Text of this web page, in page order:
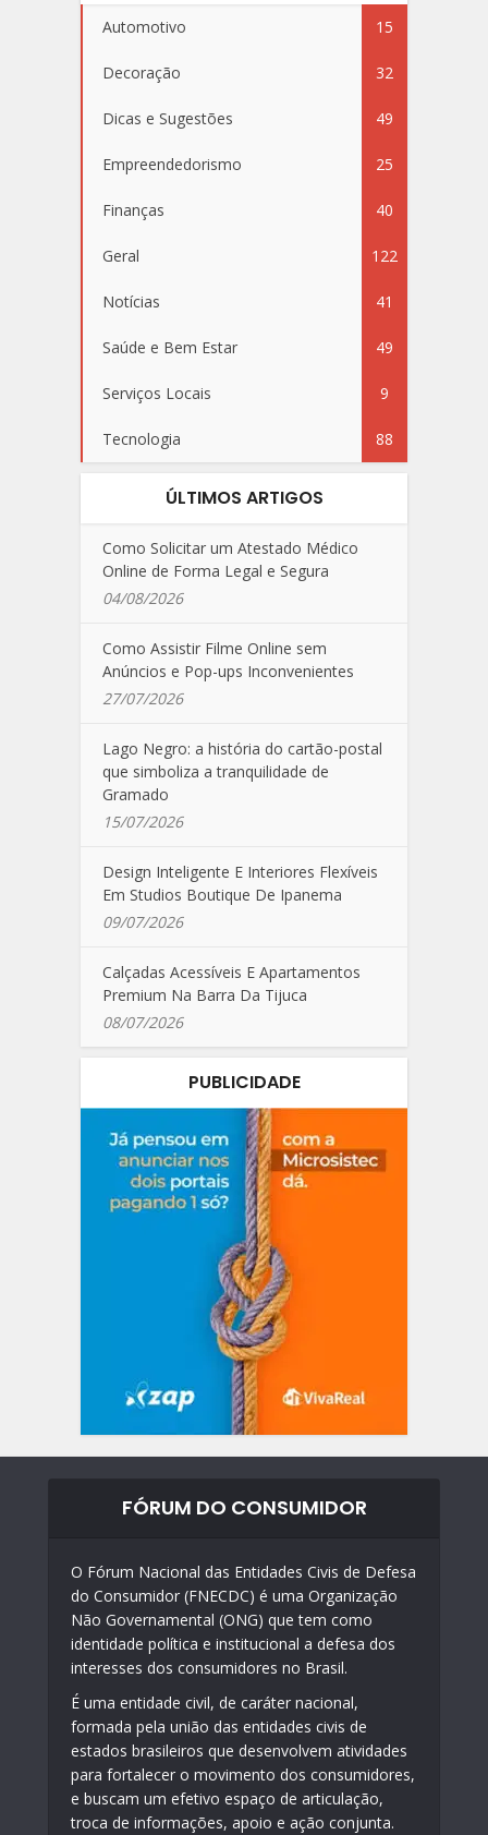
Automotivo 15
Decoração 32
Dicas e Sugestões 49
Empreendedorismo 25
Finanças 40
Geral 122
Notícias 41
Saúde e Bem Estar 49
Serviços Locais 9
Tecnologia 88
ÚLTIMOS ARTIGOS
Como Solicitar um Atestado Médico
Online de Forma Legal e Segura
04/08/2026
Como Assistir Filme Online sem
Anúncios e Pop-ups Inconvenientes
27/07/2026
Lago Negro: a história do cartão-postal
que simboliza a tranquilidade de
Gramado
15/07/2026
Design Inteligente E Interiores Flexíveis
Em Studios Boutique De Ipanema
09/07/2026
Calçadas Acessíveis E Apartamentos
Premium Na Barra Da Tijuca
08/07/2026
PUBLICIDADE
FÓRUM DO CONSUMIDOR
O Fórum Nacional das Entidades Civis de Defesa
do Consumidor (FNECDC) é uma Organização
Não Governamental (ONG) que tem como
identidade política e institucional a defesa dos
interesses dos consumidores no Brasil.
É uma entidade civil, de caráter nacional,
formada pela união das entidades civis de
estados brasileiros que desenvolvem atividades
para fortalecer o movimento dos consumidores,
e buscam um efetivo espaço de articulação,
troca de informações, apoio e ação conjunta.